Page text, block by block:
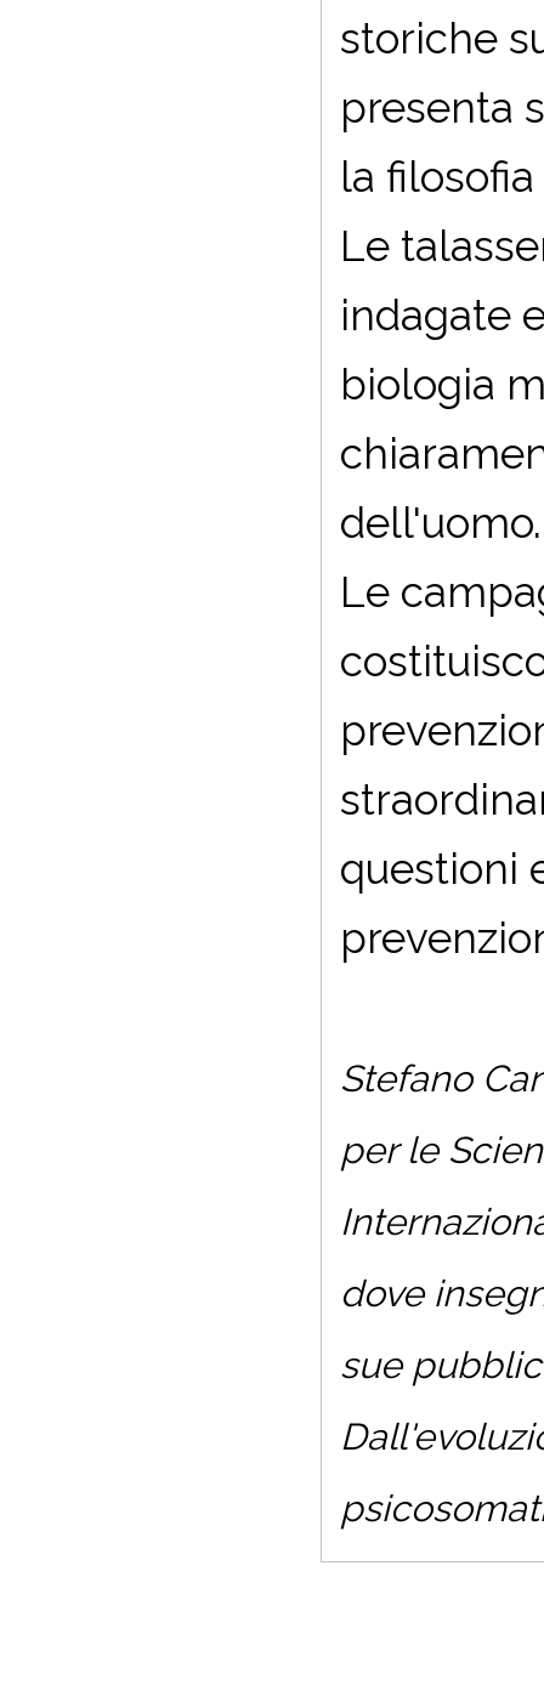
storiche
presenta
la
Le
indagate
biologia
dell'uomo.
Le
questioni
Stefano
per le
dove
sue